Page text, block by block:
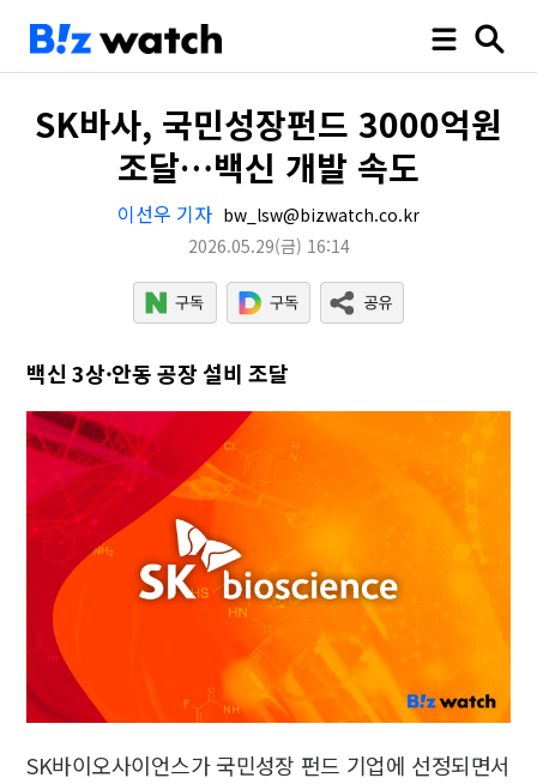
SK바사, 국민성장펀드 3000억원
조달…백신 개발 속도
이선우 기자 bw_lsw@bizwatch.co.kr
2026.05.29(금) 16:14
백신 3상·안동 공장 설비 조달
SK바이오사이언스가 국민성장 펀드 기업에 선정되면서